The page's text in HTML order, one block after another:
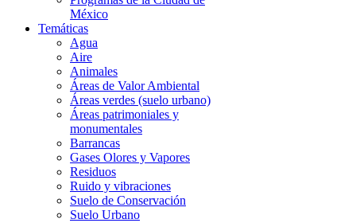
México
Temáticas
Agua
Aire
Animales
Áreas de Valor Ambiental
Áreas verdes (suelo urbano)
Áreas patrimoniales y
monumentales
Barrancas
Gases Olores y Vapores
Residuos
Ruido y vibraciones
Suelo de Conservación
Suelo Urbano